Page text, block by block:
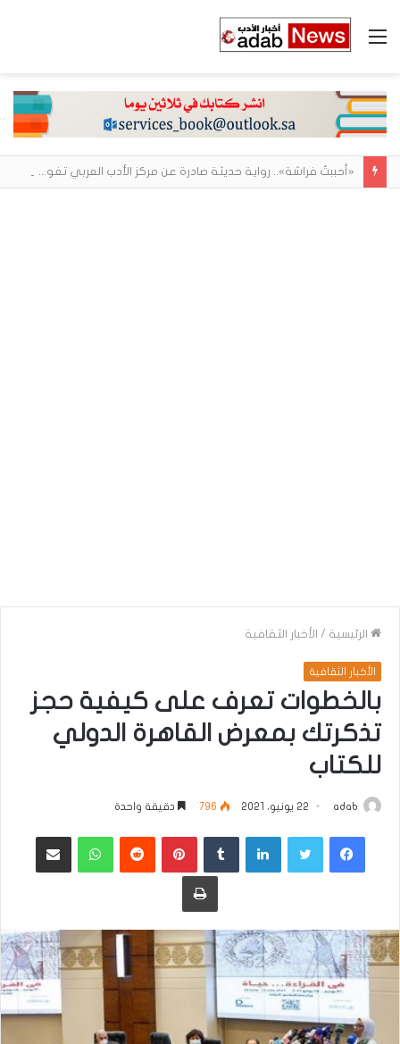
القائمة
«أحببتُ فراشة».. رواية حديثة صادرة عن مركز الأدب العربي تغوص في هشاشة الحب وصراعات الذات
الرئيسية / الأخبار الثقافية
الأخبار الثقافية
بالخطوات تعرف على كيفية حجز
تذكرتك بمعرض القاهرة الدولي
للكتاب
adab 22 يونيو، 2021 796 دقيقة واحدة
فيسبوكتويتر لينكدإن ‏Tumblr بينتيريست
‏Reddit واتساب مشاركة عبر البريد
طباعة